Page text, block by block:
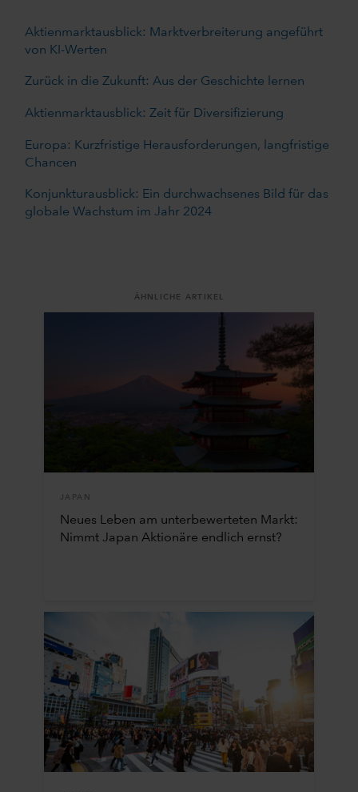
Aktienmarktausblick: Marktverbreiterung angeführt
von KI-Werten
Zurück in die Zukunft: Aus der Geschichte lernen
Aktienmarktausblick: Zeit für Diversifizierung
Europa: Kurzfristige Herausforderungen, langfristige
Chancen
Konjunkturausblick: Ein durchwachsenes Bild für das
globale Wachstum im Jahr 2024
ÄHNLICHE ARTIKEL
JAPAN
Neues Leben am unterbewerteten Markt:
Nimmt Japan Aktionäre endlich ernst?